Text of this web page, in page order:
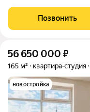
находится на 8 этаже
жилом комплексе
Позвонить
56 650 000 ₽
165 м² квартира-студия
новостройка